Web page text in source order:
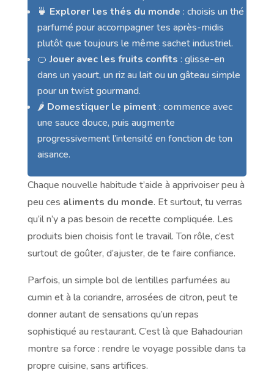
🍵 Explorer les thés du monde : choisis un thé
parfumé pour accompagner tes après-midis
plutôt que toujours le même sachet industriel.
🍊Jouer avec les fruits confits : glisse-en
dans un yaourt, un riz au lait ou un gâteau simple
pour un twist gourmand.
🌶️ Domestiquer le piment : commence avec
une sauce douce, puis augmente
progressivement l’intensité en fonction de ton
aisance.
Chaque nouvelle habitude t’aide à apprivoiser peu à
peu ces aliments du monde. Et surtout, tu verras
qu’il n’y a pas besoin de recette compliquée. Les
produits bien choisis font le travail. Ton rôle, c’est
surtout de goûter, d’ajuster, de te faire confiance.
Parfois, un simple bol de lentilles parfumées au
cumin et à la coriandre, arrosées de citron, peut te
donner autant de sensations qu’un repas
sophistiqué au restaurant. C’est là que Bahadourian
montre sa force : rendre le voyage possible dans ta
propre cuisine, sans artifices.